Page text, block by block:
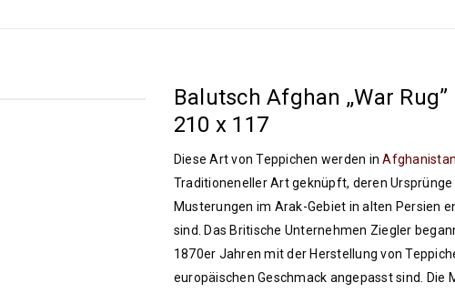
Balutsch Afghan ,,War Rug”
210 x 117
Diese Art von Teppichen werden inAfghanistan
Traditioneneller Art geknüpft, deren Ursprünge
Musterungen im Arak-Gebiet in alten Persien
sind. Das Britische Unternehmen Ziegler
1870er Jahren mit der Herstellung von
europäischen Geschmack angepasst sind. Die